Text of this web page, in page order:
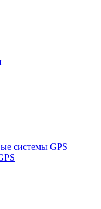
системы GPS